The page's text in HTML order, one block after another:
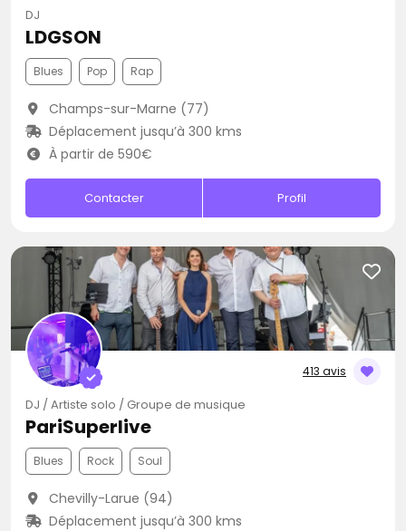
DJ
LDGSON
Blues Pop Rap
Champs-sur-Marne (77)
Déplacement jusqu’à 300 kms
À partir de 590€
Contacter Profil
413 avis
DJ / Artiste solo / Groupe de musique
PariSuperlive
Blues Rock Soul
Chevilly-Larue (94)
Déplacement jusqu’à 300 kms